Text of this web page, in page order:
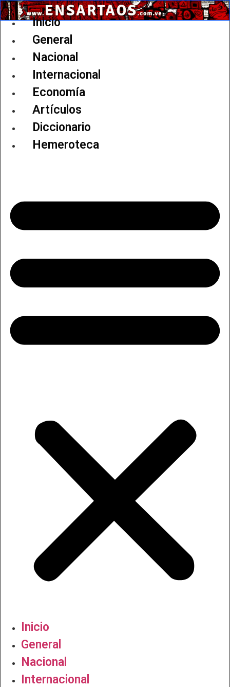
Ir
al
Inicio
General
Nacional
Internacional
Economía
Artículos
Diccionario
Hemeroteca
Inicio
General
Nacional
Internacional